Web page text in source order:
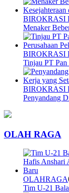
BIROKRASI
Menaker
BIROKRASI
Tinjau PT
BIROKRASI
Penyandang
OLAH RAGA
OLAHRAGA
Tim U-21